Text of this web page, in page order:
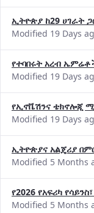
ኢትዮጵያ ከ29 ሀገራት
Modified 19 Days
የተባበሩት አረብ
Modified 19 Days
የኢኖቬሽንና ቴክኖሎጂ
Modified 19 Days
ኢትዮጵያና አልጄሪያ
Modified 5 Months
የ2026 የአፍሪካ
Modified 5 Months